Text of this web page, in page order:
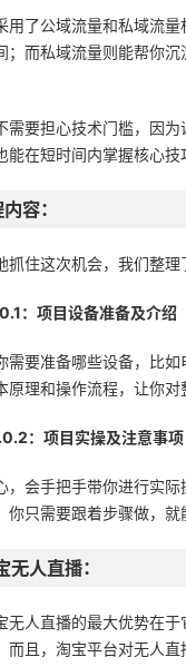
用了公域流量和私域流
；而私域流量则能帮你
需要担心技术门槛，因
能在短时间内掌握核心技
容：
抓住这次机会，我们整
：项目设备准备及介绍
需要准备哪些设备，比
原理和操作流程，让你对
：项目实操及注意事项
，会手把手带你进行实
你只需要跟着步骤做，就
人直播：
无人直播的最大优势在
而且，淘宝平台对无人